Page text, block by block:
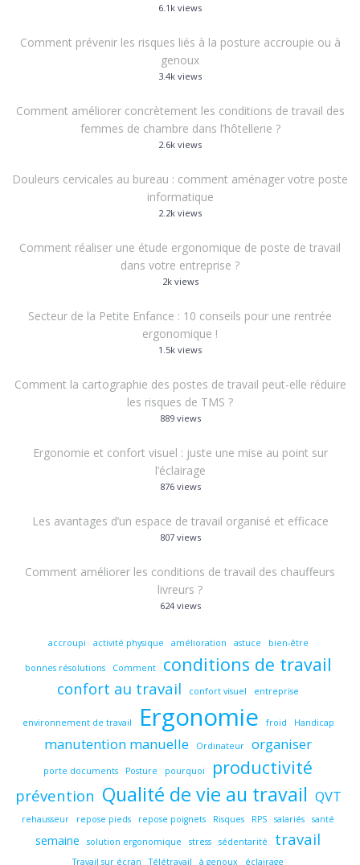
6.1k views
Comment prévenir les risques liés à la posture accroupie ou à
genoux
3.4k views
Comment améliorer concrètement les conditions de travail des
femmes de chambre dans l’hôtellerie ?
2.6k views
Douleurs cervicales au bureau : comment aménager votre poste
informatique
2.2k views
Comment réaliser une étude ergonomique de poste de travail
dans votre entreprise ?
2k views
Secteur de la Petite Enfance : 10 conseils pour une rentrée
ergonomique !
1.5k views
Comment la cartographie des postes de travail peut-elle réduire
les risques de TMS ?
889 views
Ergonomie et confort visuel : juste une mise au point sur
l’éclairage
876 views
Les avantages d’un espace de travail organisé et efficace
807 views
Comment améliorer les conditions de travail des chauffeurs
livreurs ?
624 views
accroupi activité physique amélioration astuce bien-être
bonnes résolutions Comment conditions de travail
confort au travail confort visuel entreprise
environnement de travail Ergonomie froid Handicap
manutention manuelle Ordinateur organiser
porte documents Posture pourquoi productivité
prévention Qualité de vie au travail QVT
rehausseur repose pieds repose poignets Risques RPS salariés santé
semaine solution ergonomique stress sédentarité travail
Travail sur écran Télétravail à genoux éclairage